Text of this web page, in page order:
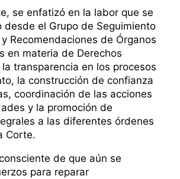
se enfatizó en la labor que se
desde el Grupo de Seguimiento
Recomendaciones de Órganos
en materia de Derechos
transparencia en los procesos
la construcción de confianza
coordinación de las acciones
y la promoción de
a las diferentes órdenes
Corte.
de que aún se
para reparar